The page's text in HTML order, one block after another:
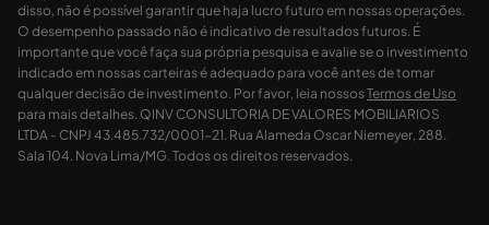
disso, não é possível garantir que haja lucro futuro em nossas operações.
O desempenho passado não é indicativo de resultados futuros. É
importante que você faça sua própria pesquisa e avalie se o investimento
indicado em nossas carteiras é adequado para você antes de tomar
qualquer decisão de investimento. Por favor, leia nossosTermos de Uso
para mais detalhes. QINV CONSULTORIA DE VALORES MOBILIARIOS
LTDA - CNPJ 43.485.732/0001-21. Rua Alameda Oscar Niemeyer, 288.
Sala 104. Nova Lima/MG. Todos os direitos reservados.